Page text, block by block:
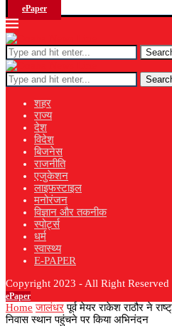
ePaper
शहर
राज्य
देश
विदेश
बिजनेस
राजनीति
एजुकेशन
लाइफस्टाइल
मनोरंजन
विज्ञान और तकनीक
स्पोर्ट्स
धर्म
स्वास्थ्य
E-PAPER
Copyright 2023 - All Right Reserved
ePaper
Home जालंधर पूर्व मेयर राकेश राठौर ने
निवास स्थान पहुंचने पर किया अभिनंदन